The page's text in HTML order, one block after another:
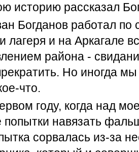
историю рассказал
Богданов работал по
лагеря и на Аркагале
района -
Но иногда
что.
году, когда над
попытки навязать
сорвалась из-за